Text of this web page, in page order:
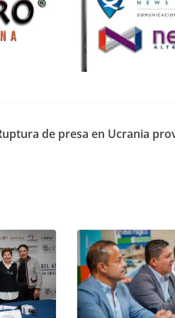
de presa en Ucrania